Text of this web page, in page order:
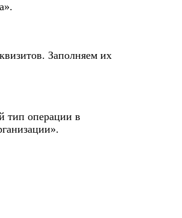
Заполняем их
тип операции в